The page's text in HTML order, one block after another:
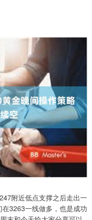
附近低点支撑之后走出一
3263一线做多，也是成功